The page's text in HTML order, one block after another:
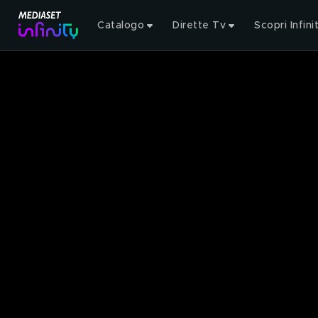
Catalogo Dirette Tv Scopri